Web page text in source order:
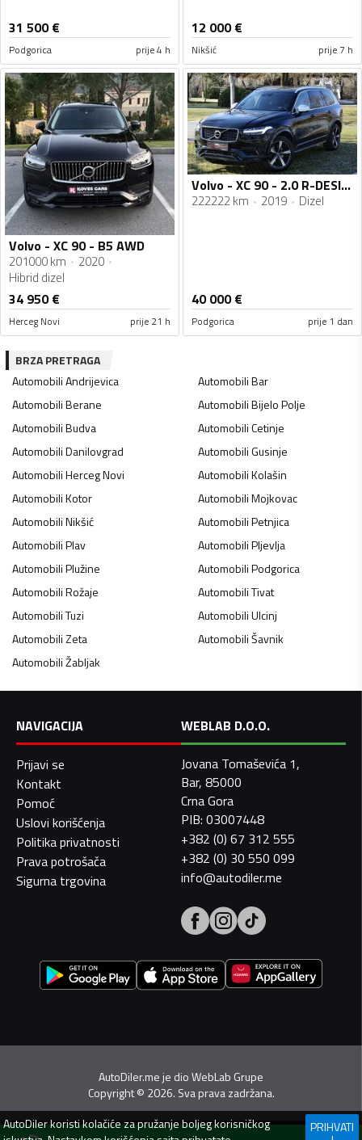
31 500€
Podgorica prije 4 h
12 000€
Nikšić prije 7 h
Volvo - XC 90 - B5 AWD
201000 km
2020
Hibrid dizel
34 950€
Herceg Novi prije 21 h
Volvo - XC 90 - 2.0 R-DESIGN
222222 km 2019 Dizel
40 000€
Podgorica prije 1 dan
BRZA PRETRAGA
AutomobiliAndrijevica AutomobiliBar
AutomobiliBerane AutomobiliBijelo Polje
AutomobiliBudva AutomobiliCetinje
AutomobiliDanilovgrad AutomobiliGusinje
AutomobiliHerceg Novi AutomobiliKolašin
AutomobiliKotor AutomobiliMojkovac
AutomobiliNikšić AutomobiliPetnjica
AutomobiliPlav AutomobiliPljevlja
AutomobiliPlužine AutomobiliPodgorica
AutomobiliRožaje AutomobiliTivat
AutomobiliTuzi AutomobiliUlcinj
AutomobiliZeta AutomobiliŠavnik
AutomobiliŽabljak
NAVIGACIJA
Prijavi se
Kontakt
Pomoć
Uslovi korišćenja
Politika privatnosti
Prava potrošača
Sigurna trgovina
WEBLAB D.O.O.
Jovana Tomaševića 1,
Bar, 85000
Crna Gora
PIB: 03007448
+382 (0) 67 312 555
+382 (0) 30 550 099
info@autodiler.me
AutoDiler.me je dioWebLab Grupe
Copyright© 2026. Sva prava zadržana.
AutoDilerkoristi kolačiće za pružanje boljeg korisničkog
PRIHVATI